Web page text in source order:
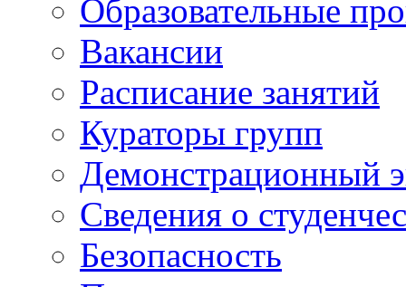
Образовательные
Вакансии
Расписание занятий
Кураторы групп
Демонстрационный
Сведения о
Безопасность